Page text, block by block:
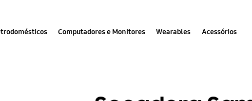
Computadores e Monitores Wearables Acessórios